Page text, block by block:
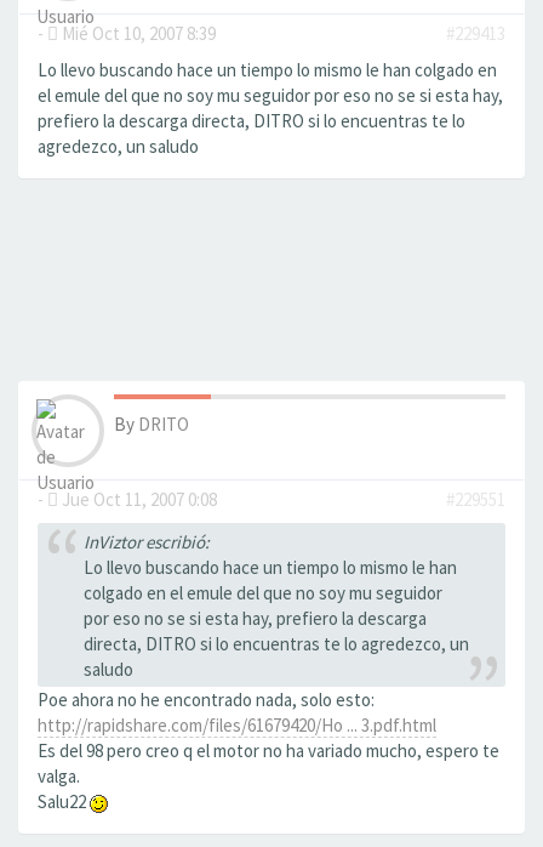
- Mié Oct 10, 2007 8:39
#229413
Lo llevo buscando hace un tiempo lo mismo le han colgado en
el emule del que no soy mu seguidor por eso no se si esta hay,
prefiero la descarga directa, DITRO si lo encuentras te lo
agredezco, un saludo
By DRITO
- Jue Oct 11, 2007 0:08
#229551
InViztor escribió:
Lo llevo buscando hace un tiempo lo mismo le han
colgado en el emule del que no soy mu seguidor
por eso no se si esta hay, prefiero la descarga
directa, DITRO si lo encuentras te lo agredezco, un
saludo
Poe ahora no he encontrado nada, solo esto:
http://rapidshare.com/files/61679420/Ho ... 3.pdf.html
Es del 98 pero creo q el motor no ha variado mucho, espero te
valga.
Salu22